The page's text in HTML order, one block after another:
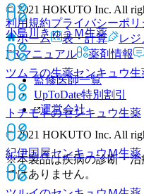
小島川きゅうＭ生薬
ツムラの生薬センキュウ生
トチモトのセンキュウ生薬
紀伊国屋センキュウＭ生薬
© 2021 HOKUTO Inc. All
利用規約プライバシーポリ
ホーム
表・計算 レジ
ERマニュアル
薬剤情報
監修医師一覧
UpToDate特別割引
運営会社
© 2021 HOKUTO Inc. All
※本製品は疾病の診断・治
ではありません。